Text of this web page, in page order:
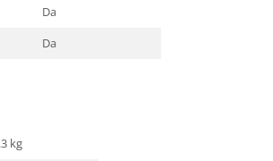
gradina
Da
Da
kg